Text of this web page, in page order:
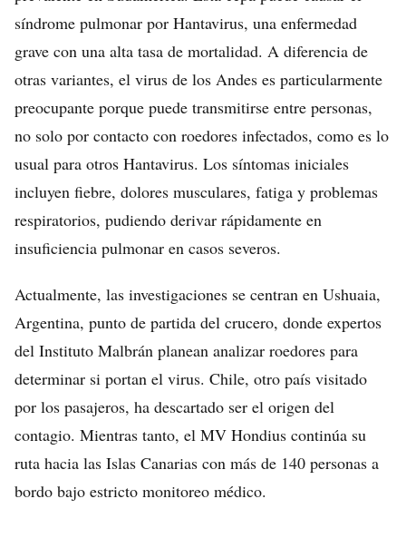
síndrome pulmonar por Hantavirus, una enfermedad
grave con una alta tasa de mortalidad. A diferencia de
otras variantes, el virus de los Andes es particularmente
preocupante porque puede transmitirse entre personas,
no solo por contacto con roedores infectados, como es lo
usual para otros Hantavirus. Los síntomas iniciales
incluyen fiebre, dolores musculares, fatiga y problemas
respiratorios, pudiendo derivar rápidamente en
insuficiencia pulmonar en casos severos.
Actualmente, las investigaciones se centran en Ushuaia,
Argentina, punto de partida del crucero, donde expertos
del Instituto Malbrán planean analizar roedores para
determinar si portan el virus. Chile, otro país visitado
por los pasajeros, ha descartado ser el origen del
contagio. Mientras tanto, el MV Hondius continúa su
ruta hacia las Islas Canarias con más de 140 personas a
bordo bajo estricto monitoreo médico.